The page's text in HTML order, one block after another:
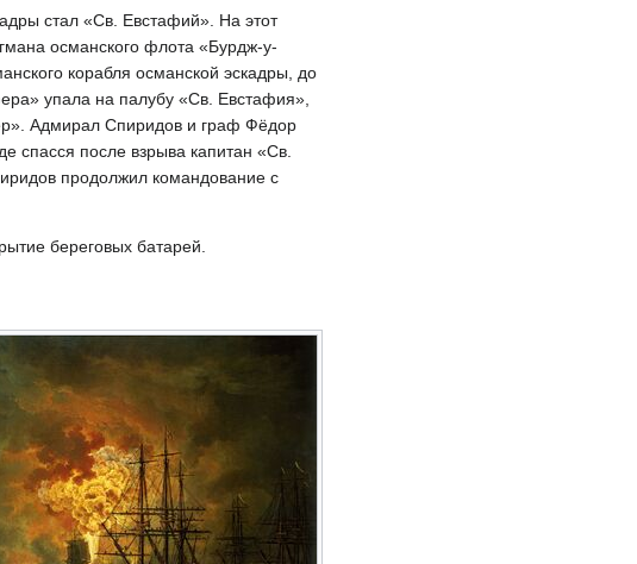
стал «Св. Евстафий». На этот
османского флота «Бурдж-у-
корабля османской эскадры, до
упала на палубу «Св. Евстафия»,
Адмирал Спиридов и граф Фёдор
спасся после взрыва капитан «Св.
продолжил командование с
береговых батарей.